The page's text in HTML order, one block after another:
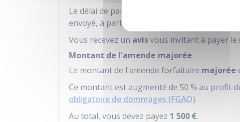
Le délai de paiement court soit à partir de la
envoyé, à partir de cet envoi.
Vous recevez un avisvous invitant à payer le
Montant de l'amende majorée
Le montant de l'amende forfaitaire majorée
Ce montant est augmenté de 50 % au profit
obligatoire de dommages (FGAO).
Au total, vous devez payez 1 500 €.